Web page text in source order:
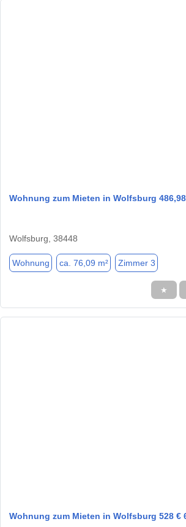
Wohnung zum Mieten in Wolfsburg 486,98
Wolfsburg, 38448
Wohnung ca. 76,09 m² Zimmer 3
★
Wohnung zum Mieten in Wolfsburg 528 €